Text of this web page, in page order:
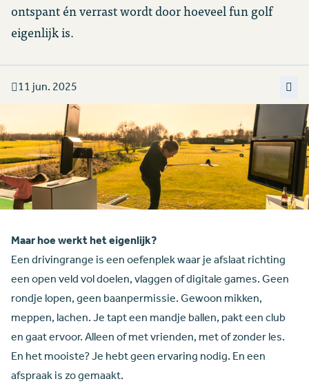
ontspant én verrast wordt door hoeveel fun golf
eigenlijk is.
11 jun. 2025
Maar hoe werkt het eigenlijk?
Een drivingrange is een oefenplek waar je afslaat richting
een open veld vol doelen, vlaggen of digitale games. Geen
rondje lopen, geen baanpermissie. Gewoon mikken,
meppen, lachen. Je tapt een mandje ballen, pakt een club
en gaat ervoor. Alleen of met vrienden, met of zonder les.
En het mooiste? Je hebt geen ervaring nodig. En een
afspraak is zo gemaakt.